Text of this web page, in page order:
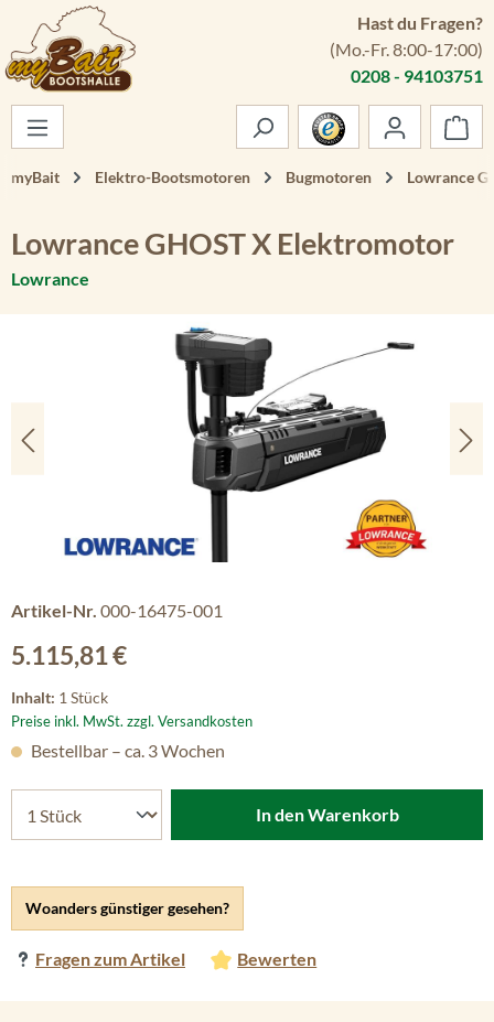
Zum Hauptinhalt springen
Hast du Fragen?
(Mo.-Fr. 8:00-17:00)
0208 - 94103751
myBait Elektro-Bootsmotoren Bugmotoren Lowrance
Lowrance GHOST X Elektromotor
Lowrance
Bildergalerie überspringen
Artikel-Nr. 000-16475-001
Regulärer Preis:
5.115,81 €
Inhalt: 1 Stück
Preise inkl. MwSt. zzgl. Versandkosten
Woanders günstiger gesehen?
Fragen zum Artikel Bewerten
Bestellbar – ca. 3 Wochen
In den Warenkorb